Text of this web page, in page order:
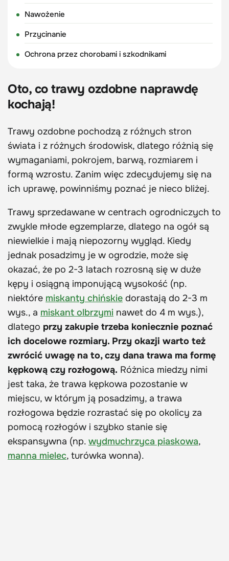
Nawożenie
Przycinanie
Ochrona przez chorobami i szkodnikami
Oto, co trawy ozdobne naprawdę
kochają!
Trawy ozdobne pochodzą z różnych stron
świata i z różnych środowisk, dlatego różnią się
wymaganiami, pokrojem, barwą, rozmiarem i
formą wzrostu. Zanim więc zdecydujemy się na
ich uprawę, powinniśmy poznać je nieco bliżej.
Trawy sprzedawane w centrach ogrodniczych to
zwykle młode egzemplarze, dlatego na ogół są
niewielkie i mają niepozorny wygląd. Kiedy
jednak posadzimy je w ogrodzie, może się
okazać, że po 2-3 latach rozrosną się w duże
kępy i osiągną imponującą wysokość (np.
niektóre miskanty chińskie dorastają do 2-3 m
wys., a miskant olbrzymi nawet do 4 m wys.),
dlatego przy zakupie trzeba koniecznie poznać
ich docelowe rozmiary. Przy okazji warto też
zwrócić uwagę na to, czy dana trawa ma formę
kępkową czy rozłogową. Różnica miedzy nimi
jest taka, że trawa kępkowa pozostanie w
miejscu, w którym ją posadzimy, a trawa
rozłogowa będzie rozrastać się po okolicy za
pomocą rozłogów i szybko stanie się
ekspansywna (np. wydmuchrzyca piaskowa,
manna mielec, turówka wonna).